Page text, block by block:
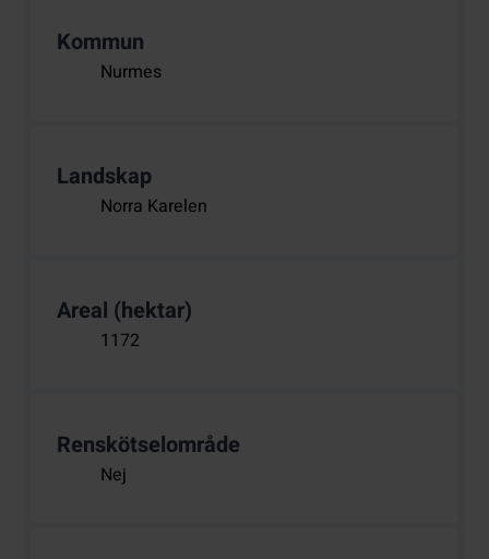
Kommun
Nurmes
Landskap
Norra Karelen
Areal (hektar)
1172
Renskötselområde
Nej